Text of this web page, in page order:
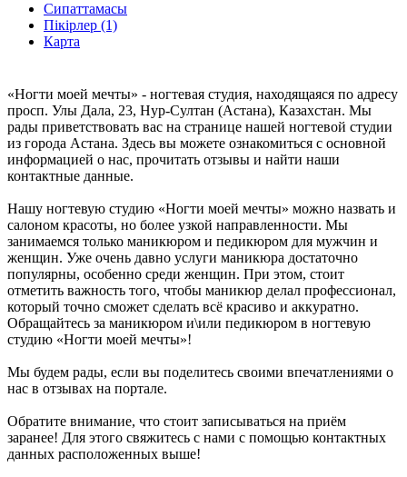
Сипаттамасы
Пікірлер (1)
Карта
«Ногти моей мечты» - ногтевая студия, находящаяся по адресу
просп. Улы Дала, 23, Нур-Султан (Астана), Казахстан. Мы
рады приветствовать вас на странице нашей ногтевой студии
из города Астана. Здесь вы можете ознакомиться с основной
информацией о нас, прочитать отзывы и найти наши
контактные данные.
Нашу ногтевую студию «Ногти моей мечты» можно назвать и
салоном красоты, но более узкой направленности. Мы
занимаемся только маникюром и педикюром для мужчин и
женщин. Уже очень давно услуги маникюра достаточно
популярны, особенно среди женщин. При этом, стоит
отметить важность того, чтобы маникюр делал профессионал,
который точно сможет сделать всё красиво и аккуратно.
Обращайтесь за маникюром и\или педикюром в ногтевую
студию «Ногти моей мечты»!
Мы будем рады, если вы поделитесь своими впечатлениями о
нас в отзывах на портале.
Обратите внимание, что стоит записываться на приём
заранее! Для этого свяжитесь с нами с помощью контактных
данных расположенных выше!